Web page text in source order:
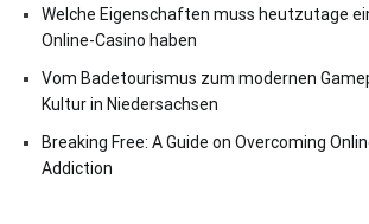
Welche Eigenschaften muss heutzutage
Online-Casino haben
Vom Badetourismus zum modernen
Kultur in Niedersachsen
Breaking Free: A Guide on Overcoming
Addiction